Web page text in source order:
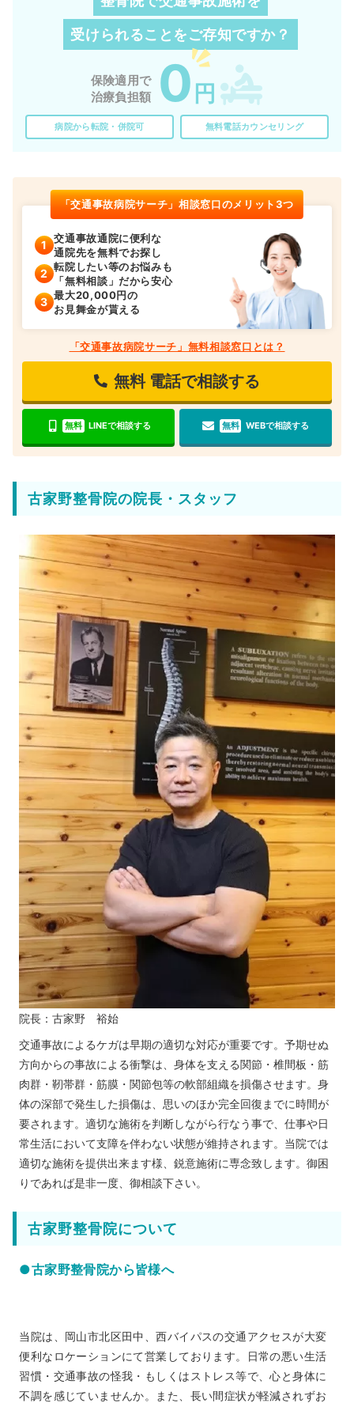
受けられることをご存知ですか？
保険適用で
治療負担額
0 円
病院から転院・併院可 無料電話カウンセリング
「交通事故病院サーチ」相談窓口のメリット3つ
交通事故通院に便利な
通院先を無料でお探し
転院したい等のお悩みも
「無料相談」だから安心
最大20,000円の
お見舞金が貰える
「交通事故病院サーチ」無料相談窓口とは？
無料 電話で相談する
無料 LINEで相談する 無料 WEBで相談する
古家野整骨院の院長・スタッフ
院長：古家野 裕始
交通事故によるケガは早期の適切な対応が重要です。予期せぬ
方向からの事故による衝撃は、身体を支える関節・椎間板・筋
肉群・靭帯群・筋膜・関節包等の軟部組織を損傷させます。身
体の深部で発生した損傷は、思いのほか完全回復までに時間が
要されます。適切な施術を判断しながら行なう事で、仕事や日
常生活において支障を伴わない状態が維持されます。当院では
適切な施術を提供出来ます様、鋭意施術に専念致します。御困
りであれば是非一度、御相談下さい。
古家野整骨院について
●古家野整骨院から皆様へ
当院は、岡山市北区田中、西バイパスの交通アクセスが大変
便利なロケーションにて営業しております。日常の悪い生活
習慣・交通事故の怪我・もしくはストレス等で、心と身体に
不調を感じていませんか。また、長い間症状が軽減されずお